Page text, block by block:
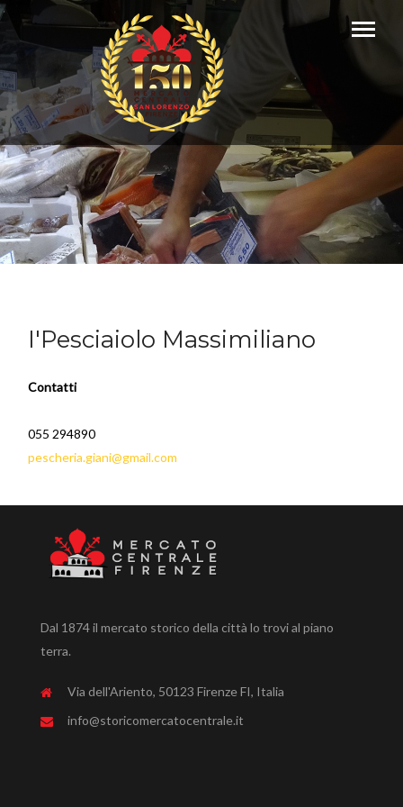
I'Pesciaiolo Massimiliano
Contatti
055 294890
pescheria.giani@gmail.com
Dal 1874 il mercato storico della città lo trovi al piano
terra.
Via dell'Ariento, 50123 Firenze FI, Italia
info@storicomercatocentrale.it